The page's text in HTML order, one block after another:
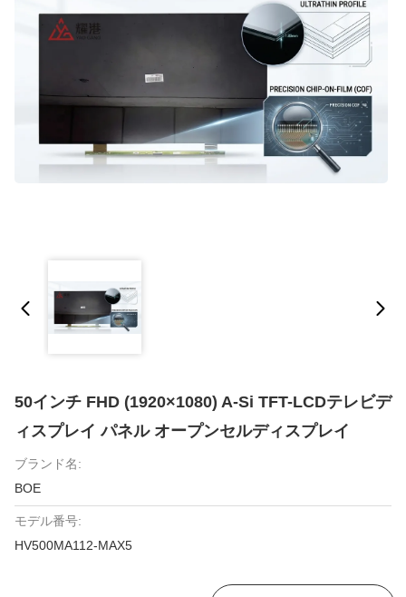
50インチ FHD (1920×1080) A-Si TFT-LCDテレビデ
ィスプレイ パネル オープンセルディスプレイ
ブランド名:
BOE
モデル番号:
HV500MA112-MAX5